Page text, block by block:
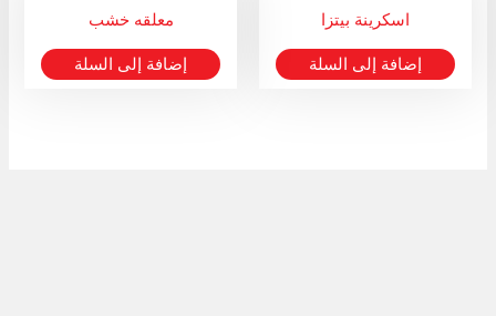
اسكرينة بيتزا
إضافة إلى السلة
معلقه خشب
إضافة إلى السلة